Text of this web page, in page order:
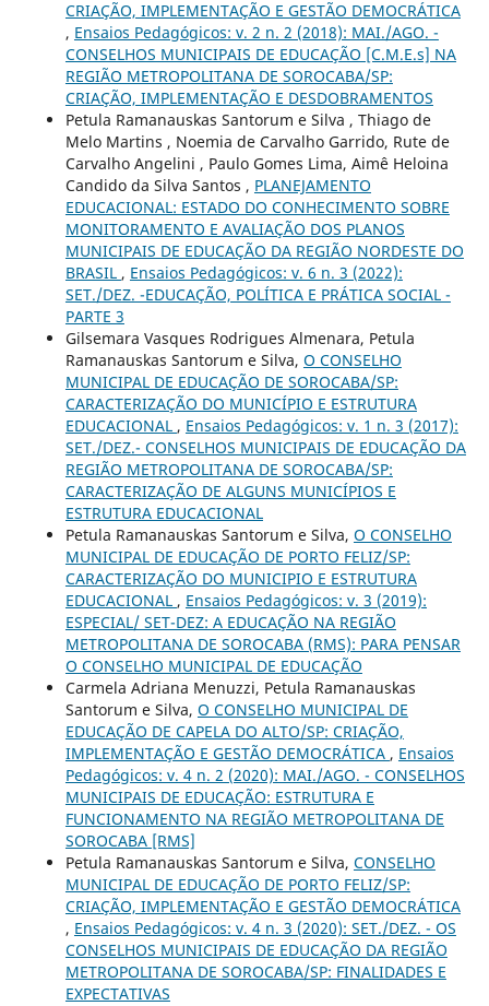
CRIAÇÃO, IMPLEMENTAÇÃO E GESTÃO DEMOCRÁTICA
, Ensaios Pedagógicos: v. 2 n. 2 (2018): MAI./AGO. -
CONSELHOS MUNICIPAIS DE EDUCAÇÃO [C.M.E.s] NA
REGIÃO METROPOLITANA DE SOROCABA/SP:
CRIAÇÃO, IMPLEMENTAÇÃO E DESDOBRAMENTOS
Petula Ramanauskas Santorum e Silva , Thiago de
Melo Martins , Noemia de Carvalho Garrido, Rute de
Carvalho Angelini , Paulo Gomes Lima, Aimê Heloina
Candido da Silva Santos , PLANEJAMENTO
EDUCACIONAL: ESTADO DO CONHECIMENTO SOBRE
MONITORAMENTO E AVALIAÇÃO DOS PLANOS
MUNICIPAIS DE EDUCAÇÃO DA REGIÃO NORDESTE DO
BRASIL , Ensaios Pedagógicos: v. 6 n. 3 (2022):
SET./DEZ. -EDUCAÇÃO, POLÍTICA E PRÁTICA SOCIAL -
PARTE 3
Gilsemara Vasques Rodrigues Almenara, Petula
Ramanauskas Santorum e Silva, O CONSELHO
MUNICIPAL DE EDUCAÇÃO DE SOROCABA/SP:
CARACTERIZAÇÃO DO MUNICÍPIO E ESTRUTURA
EDUCACIONAL , Ensaios Pedagógicos: v. 1 n. 3 (2017):
SET./DEZ.- CONSELHOS MUNICIPAIS DE EDUCAÇÃO DA
REGIÃO METROPOLITANA DE SOROCABA/SP:
CARACTERIZAÇÃO DE ALGUNS MUNICÍPIOS E
ESTRUTURA EDUCACIONAL
Petula Ramanauskas Santorum e Silva, O CONSELHO
MUNICIPAL DE EDUCAÇÃO DE PORTO FELIZ/SP:
CARACTERIZAÇÃO DO MUNICIPIO E ESTRUTURA
EDUCACIONAL , Ensaios Pedagógicos: v. 3 (2019):
ESPECIAL/ SET-DEZ: A EDUCAÇÃO NA REGIÃO
METROPOLITANA DE SOROCABA (RMS): PARA PENSAR
O CONSELHO MUNICIPAL DE EDUCAÇÃO
Carmela Adriana Menuzzi, Petula Ramanauskas
Santorum e Silva, O CONSELHO MUNICIPAL DE
EDUCAÇÃO DE CAPELA DO ALTO/SP: CRIAÇÃO,
IMPLEMENTAÇÃO E GESTÃO DEMOCRÁTICA , Ensaios
Pedagógicos: v. 4 n. 2 (2020): MAI./AGO. - CONSELHOS
MUNICIPAIS DE EDUCAÇÃO: ESTRUTURA E
FUNCIONAMENTO NA REGIÃO METROPOLITANA DE
SOROCABA [RMS]
Petula Ramanauskas Santorum e Silva, CONSELHO
MUNICIPAL DE EDUCAÇÃO DE PORTO FELIZ/SP:
CRIAÇÃO, IMPLEMENTAÇÃO E GESTÃO DEMOCRÁTICA
, Ensaios Pedagógicos: v. 4 n. 3 (2020): SET./DEZ. - OS
CONSELHOS MUNICIPAIS DE EDUCAÇÃO DA REGIÃO
METROPOLITANA DE SOROCABA/SP: FINALIDADES E
EXPECTATIVAS